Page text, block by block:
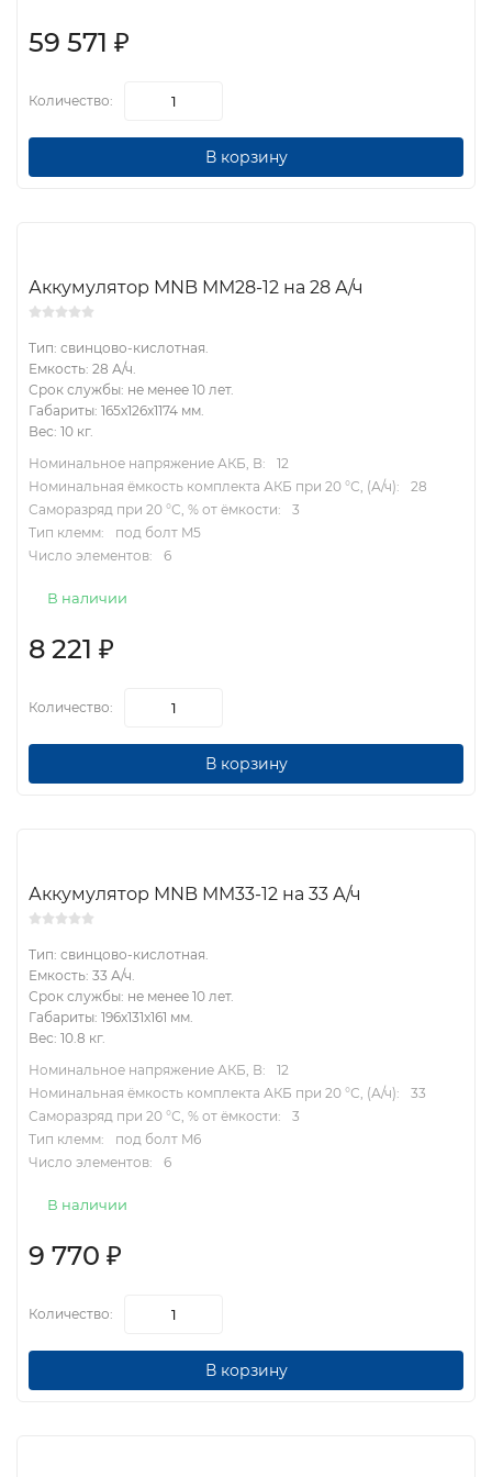
59 571 ₽
Количество:
В корзину
Аккумулятор MNB MM28-12 на 28 А/ч
Тип: свинцово-кислотная.
Емкость: 28 А/ч.
Срок службы: не менее 10 лет.
Габариты: 165x126x1174 мм.
Вес: 10 кг.
Номинальное напряжение АКБ, В:
12
Номинальная ёмкость комплекта АКБ при 20 °С, (А/ч):
28
Саморазряд при 20 °С, % от ёмкости:
3
Тип клемм:
под болт M5
Число элементов:
6
В наличии
8 221 ₽
Количество:
В корзину
Аккумулятор MNB MM33-12 на 33 А/ч
Тип: свинцово-кислотная.
Емкость: 33 А/ч.
Срок службы: не менее 10 лет.
Габариты: 196x131x161 мм.
Вес: 10.8 кг.
Номинальное напряжение АКБ, В:
12
Номинальная ёмкость комплекта АКБ при 20 °С, (А/ч):
33
Саморазряд при 20 °С, % от ёмкости:
3
Тип клемм:
под болт M6
Число элементов:
6
В наличии
9 770 ₽
Количество:
В корзину